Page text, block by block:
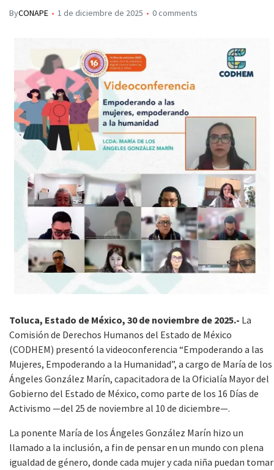
ByCONAPE 1 de diciembre de 2025 0 comments
Toluca, Estado de México, 30 de noviembre de 2025.- La
Comisión de Derechos Humanos del Estado de México
(CODHEM) presentó la videoconferencia “Empoderando a las
Mujeres, Empoderando a la Humanidad”, a cargo de María de los
Ángeles González Marín, capacitadora de la Oficialía Mayor del
Gobierno del Estado de México, como parte de los 16 Días de
Activismo —del 25 de noviembre al 10 de diciembre—.
La ponente María de los Ángeles González Marín hizo un
llamado a la inclusión, a fin de pensar en un mundo con plena
igualdad de género, donde cada mujer y cada niña puedan tomar